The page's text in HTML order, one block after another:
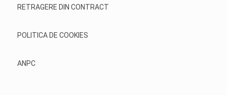
RETRAGERE DIN CONTRACT
POLITICA DE COOKIES
ANPC